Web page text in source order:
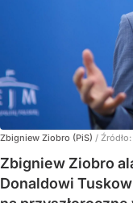
Zbigniew Ziobro (PiS) / Źródło:
Zbigniew Ziobro
Donaldowi